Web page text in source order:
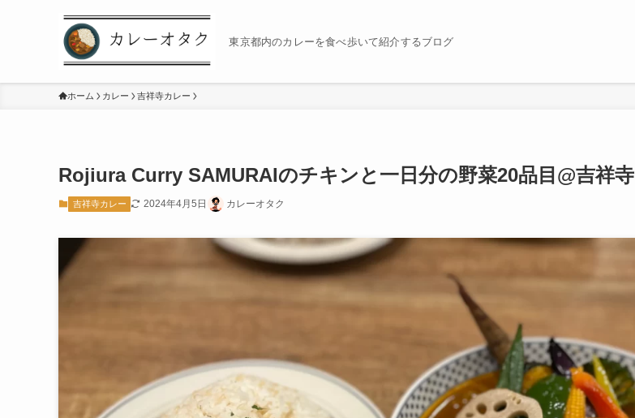
東京都内のカレーを食べ歩いて紹介するブログ
ホーム カレー 吉祥寺カレー
Rojiura Curry SAMURAIのチキンと一日分の野菜20品目@吉祥寺
吉祥寺カレー 2024年4月5日 カレーオタク